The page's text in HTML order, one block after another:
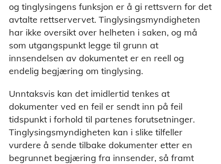
og tinglysingens funksjon er å gi rettsvern for det
avtalte rettservervet. Tinglysingsmyndigheten
har ikke oversikt over helheten i saken, og må
som utgangspunkt legge til grunn at
innsendelsen av dokumentet er en reell og
endelig begjæring om tinglysing.
Unntaksvis kan det imidlertid tenkes at
dokumenter ved en feil er sendt inn på feil
tidspunkt i forhold til partenes forutsetninger.
Tinglysingsmyndigheten kan i slike tilfeller
vurdere å sende tilbake dokumenter etter en
begrunnet begjæring fra innsender, så framt